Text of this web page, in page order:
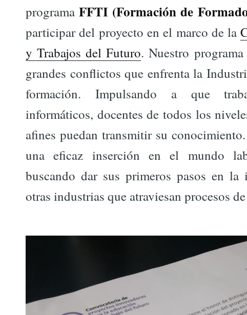
programaFFTI (Formación de
participar del proyecto en el marco de la
y Trabajos del Futuro. Nuestro
grandes conflictos que enfrenta la
formación. Impulsando a que
informáticos, docentes de todos los
afines puedan transmitir su
una eficaz inserción en el mundo
buscando dar sus primeros pasos en
otras industrias que atraviesan procesos